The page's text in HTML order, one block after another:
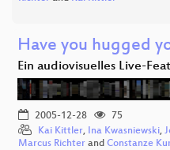
Have you hugged
Ein audiovisuelles Live-
2005-12-28
75
Kai Kittler, Ina Kwasniewski,
Marcus Richter and Constanze